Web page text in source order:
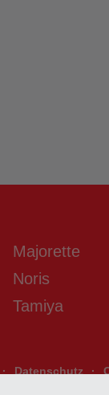
Majorette
Noris
Tamiya
· Datenschutz ·